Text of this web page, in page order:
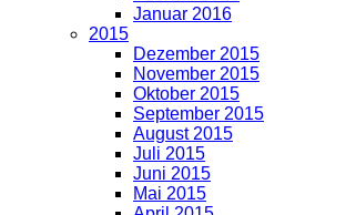
Januar 2016
2015
Dezember 2015
November 2015
Oktober 2015
September 2015
August 2015
Juli 2015
Juni 2015
Mai 2015